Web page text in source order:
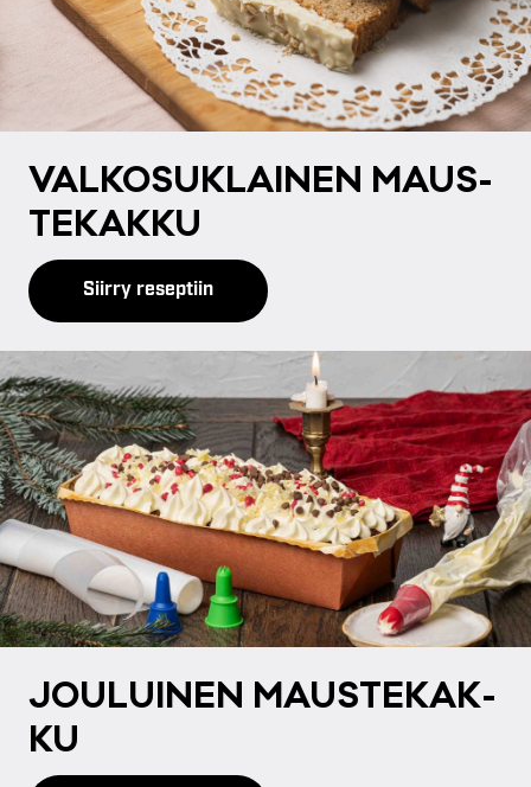
VAL­KO­SUK­LAI­NEN MAUS­
TE­KAK­KU
Siirry reseptiin
JOU­LUI­NEN MAUS­TE­KAK­
KU